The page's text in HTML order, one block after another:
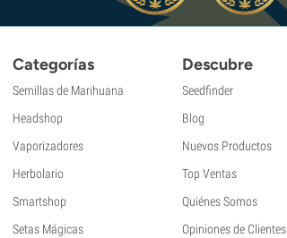
Categorías
Semillas de Marihuana
Headshop
Vaporizadores
Herbolario
Smartshop
Setas Mágicas
Descubre
Seedfinder
Blog
Nuevos Productos
Top Ventas
Quiénes Somos
Opiniones de Clientes